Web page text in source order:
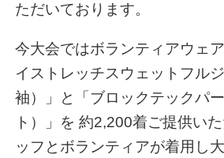
ただいております。
今大会ではボランティアウェ
イストレッチスウェットフル
袖）」と「ブロックテックパ
ト）」を 約2,200着ご提供い
ッフとボランティアが着用し